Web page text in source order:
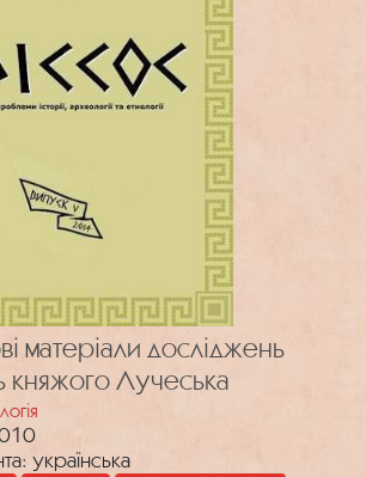
матеріали досліджень
княжого Лучеська
українська